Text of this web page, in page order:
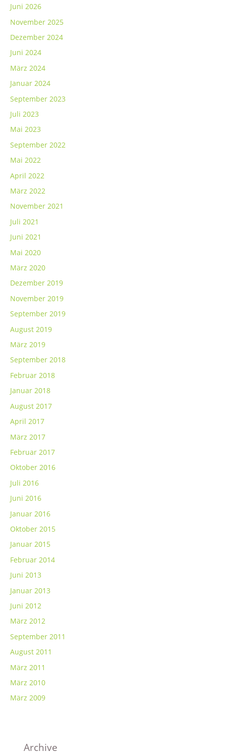
Juni 2026
November 2025
Dezember 2024
Juni 2024
März 2024
Januar 2024
September 2023
Juli 2023
Mai 2023
September 2022
Mai 2022
April 2022
März 2022
November 2021
Juli 2021
Juni 2021
Mai 2020
März 2020
Dezember 2019
November 2019
September 2019
August 2019
März 2019
September 2018
Februar 2018
Januar 2018
August 2017
April 2017
März 2017
Februar 2017
Oktober 2016
Juli 2016
Juni 2016
Januar 2016
Oktober 2015
Januar 2015
Februar 2014
Juni 2013
Januar 2013
Juni 2012
März 2012
September 2011
August 2011
März 2011
März 2010
März 2009
Archive